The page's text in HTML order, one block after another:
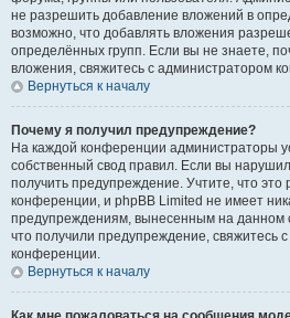
не разрешить добавление вложений в
возможно, что добавлять вложения
определённых групп. Если вы не знаете,
вложения, свяжитесь с администратором
Вернуться к началу
Почему я получил предупреждение?
На каждой конференции администраторы
собственный свод правил. Если вы
получить предупреждение. Учтите, что
конференции, и phpBB Limited не имеет
предупреждениям, вынесенным на данном
что получили предупреждение, свяжитесь
конференции.
Вернуться к началу